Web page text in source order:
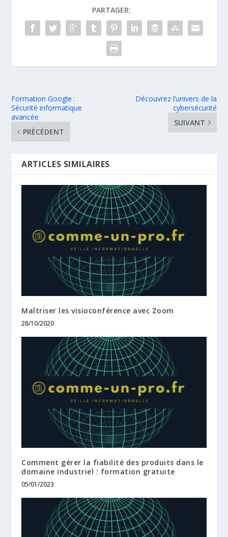
PARTAGER:
Formation Google :
Sécurité informatique
avancée
PRÉCÉDENT
Découvrez l’univers de la
cybersécurité
SUIVANT
ARTICLES SIMILAIRES
Maîtriser les visioconférence avec Zoom
28/10/2020
Comment gérer la fiabilité des produits dans le
domaine industriel : formation gratuite
05/01/2023